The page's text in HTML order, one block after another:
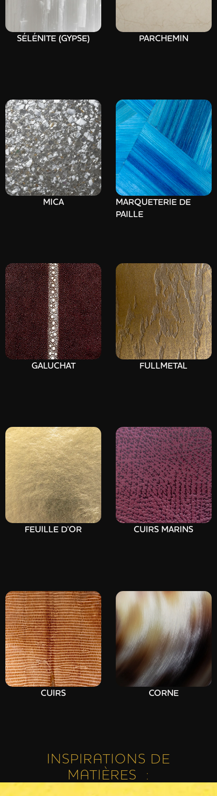
INSPIRATIONS DE
MATIÈRES :
SÉLÉNITE (GYPSE) PARCHEMIN
MICA
MARQUETERIE DE
PAILLE
GALUCHAT FULLMETAL
FEUILLE D'OR CUIRS MARINS
CUIRS CORNE